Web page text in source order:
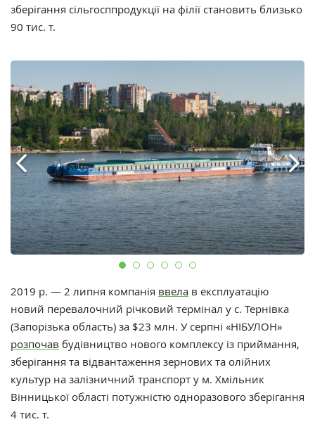
зберігання сільгосппродукції на філії становить близько
90 тис. т.
2019 р. — 2 липня компанія ввела в експлуатацію
новий перевалочний річковий термінал у с. Тернівка
(Запорізька область) за $23 млн. У серпні «НІБУЛОН»
розпочав будівництво нового комплексу із приймання,
зберігання та відвантаження зернових та олійних
культур на залізничний транспорт у м. Хмільник
Вінницької області потужністю одноразового зберігання
4 тис. т.